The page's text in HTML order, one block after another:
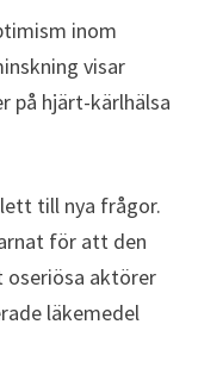
inom
visar
på hjärt-kärlhälsa
till nya frågor.
för att den
oseriösa aktörer
läkemedel